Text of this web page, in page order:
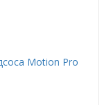
Motion Pro